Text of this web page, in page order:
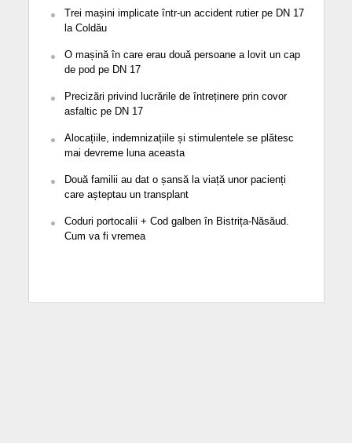
Trei mașini implicate într-un accident rutier pe DN 17
la Coldău
O mașină în care erau două persoane a lovit un cap
de pod pe DN 17
Precizări privind lucrările de întreținere prin covor
asfaltic pe DN 17
Alocațiile, indemnizațiile și stimulentele se plătesc
mai devreme luna aceasta
Două familii au dat o șansă la viață unor pacienți
care așteptau un transplant
Coduri portocalii + Cod galben în Bistrița-Năsăud.
Cum va fi vremea